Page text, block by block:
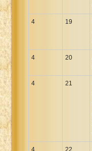
4 19
4 20
4 21
4 22